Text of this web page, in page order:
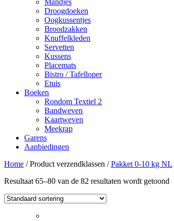
Mandjes
Droogdoeken
Oogkussentjes
Broodzakken
Knuffelkleden
Servetten
Kussens
Placemats
Bistro / Tafelloper
Etuis
Boeken
Rondom Textiel 2
Bandweven
Kaartweven
Meekrap
Garens
Aanbiedingen
Home / Product verzendklassen /Pakket 0-10 kg NL
Resultaat 65–80 van de 82 resultaten wordt getoond